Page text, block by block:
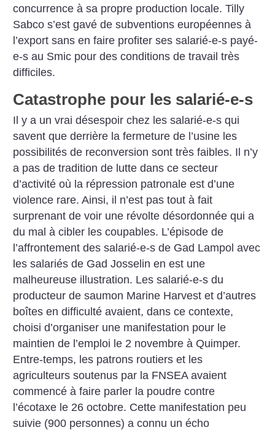
concurrence à sa propre production locale. Tilly
Sabco s’est gavé de subventions européennes à
l’export sans en faire profiter ses salarié-e-s payé-
e-s au Smic pour des conditions de travail très
difficiles.
Catastrophe pour les salarié-e-s
Il y a un vrai désespoir chez les salarié-e-s qui
savent que derrière la fermeture de l’usine les
possibilités de reconversion sont très faibles. Il n’y
a pas de tradition de lutte dans ce secteur
d’activité où la répression patronale est d’une
violence rare. Ainsi, il n’est pas tout à fait
surprenant de voir une révolte désordonnée qui a
du mal à cibler les coupables. L’épisode de
l’affrontement des salarié-e-s de Gad Lampol avec
les salariés de Gad Josselin en est une
malheureuse illustration. Les salarié-e-s du
producteur de saumon Marine Harvest et d’autres
boîtes en difficulté avaient, dans ce contexte,
choisi d’organiser une manifestation pour le
maintien de l’emploi le 2 novembre à Quimper.
Entre-temps, les patrons routiers et les
agriculteurs soutenus par la FNSEA avaient
commencé à faire parler la poudre contre
l’écotaxe le 26 octobre. Cette manifestation peu
suivie (900 personnes) a connu un écho